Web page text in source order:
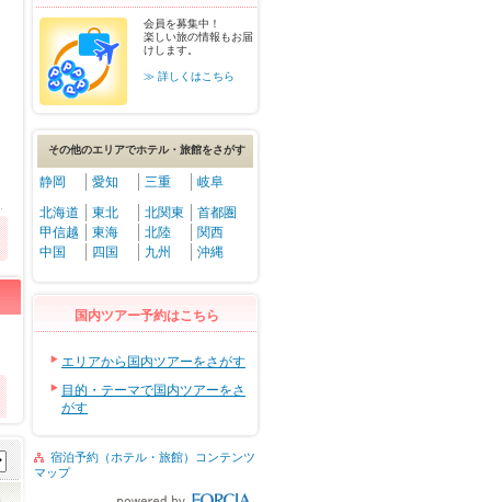
会員を募集中！
楽しい旅の情報もお届
けします。
≫ 詳しくはこちら
その他のエリアでホテル・旅館をさがす
静岡 愛知 三重
岐阜
北海道
東北 北関東
首都圏
甲信越
東海 北陸
関西
中国
四国 九州 沖縄
国内ツアー予約はこちら
エリアから国内ツアーをさがす
目的・テーマで国内ツアーをさ
がす
宿泊予約（ホテル・旅館）コンテンツ
マップ